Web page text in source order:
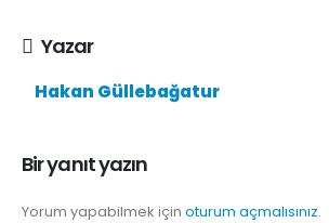
Yazar
Hakan Güllebağatur
Bir yanıt yazın
Yorum yapabilmek için oturum açmalısınız.